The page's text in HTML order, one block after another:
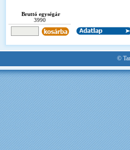
Bruttó egységár
3990
©